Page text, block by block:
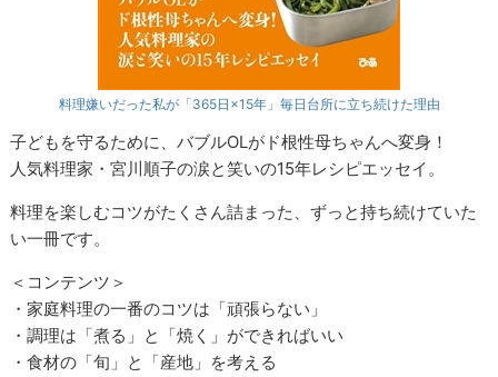
料理嫌いだった私が「365日×15年」毎日台所に立ち続けた理由
子どもを守るために、バブルOLがド根性母ちゃんへ変身！
人気料理家・宮川順子の涙と笑いの15年レシピエッセイ。
料理を楽しむコツがたくさん詰まった、ずっと持ち続けていた
い一冊です。
＜コンテンツ＞
・家庭料理の一番のコツは「頑張らない」
・調理は「煮る」と「焼く」ができればいい
・食材の「旬」と「産地」を考える